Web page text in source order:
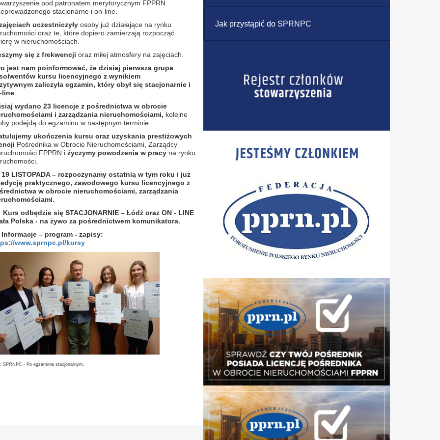
pod patronatem merytorycznym FPPRN
stacjonarne i on-line.
uczestniczyłyosoby już działające na rynku
oraz te, które dopiero zamierzają rozpocząć
w nieruchomościach.
się z frekwencji oraz miłej atmosfery na zajęciach.
jest nam poinformować, że dzisiaj pierwsza grupa
kursu licencyjnego z wynikiem
zaliczyła egzamin, który obył się stacjonarnie i
line.
wydano 23 licencje z pośrednictwa w obrocie
i zarządzania nieruchomościami, kolejne
podejdą do egzaminu w następnym terminie.
ukończenia kursu oraz uzyskania prestiżowych
Pośrednika w Obrocie Nieruchomościami, Zarządcy
FPPRN i życzymy powodzenia w pracyna rynku
19 LISTOPADA – rozpoczynamy ostatnią w tym roku i już
praktycznego, zawodowego kursu licencyjnego z
w obrocie nieruchomościami, zarządzania
Kurs odbędzie się STACJONARNIE – Łódź oraz ON - LINE
Polska - na żywo za pośrednictwem komunikatora.
Informacje – program - zapisy:
www.sprnpc.pl/kursy
SPRNPC - Po egzaminie stacjonarnym.
Jak przystąpić do SPRNPC